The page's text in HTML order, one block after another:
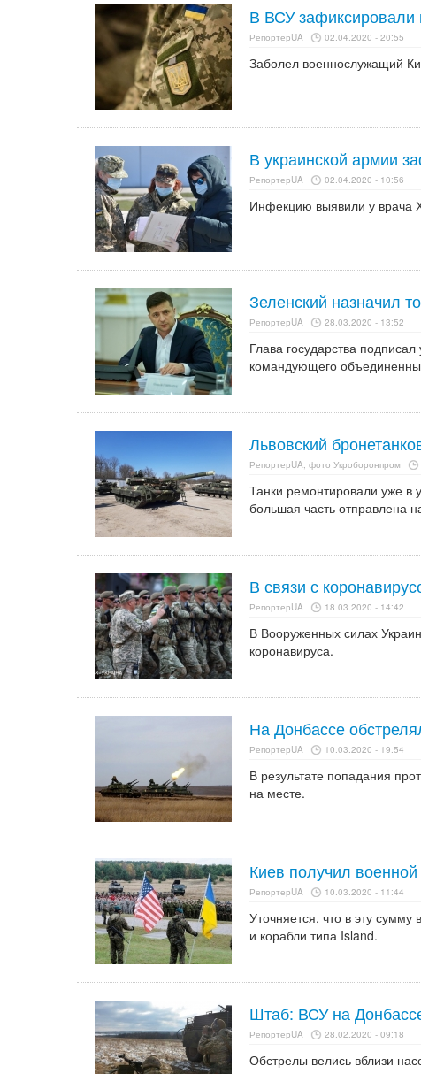
В ВСУ зафиксировали
РепортерUA 02.04.2020 - 20:55
Заболел военнослужащий
В украинской армии
РепортерUA 02.04.2020 - 10:56
Инфекцию выявили у врача
Зеленский назначил
РепортерUA 28.03.2020 - 13:52
Глава государства
командующего
Львовский
РепортерUA, фото Укроборонпром
Танки ремонтировали уже в
большая часть отправлена
В связи с
РепортерUA 18.03.2020 - 14:42
В Вооруженных силах
коронавируса.
На Донбассе
РепортерUA 10.03.2020 - 19:54
В результате попадания
на месте.
Киев получил
РепортерUA 10.03.2020 - 11:44
Уточняется, что в эту
и корабли типа Island.
Штаб: ВСУ на
РепортерUA 28.02.2020 - 09:18
Обстрелы велись вблизи